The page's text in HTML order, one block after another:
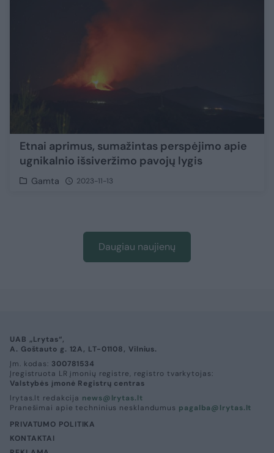
Etnai aprimus, sumažintas perspėjimo apie
ugnikalnio išsiveržimo pavojų lygis
Gamta 2023-11-13
Daugiau naujienų
UAB „Lrytas“,
A. Goštauto g. 12A, LT-01108, Vilnius.
Įm. kodas: 300781534
Įregistruota LR įmonių registre, registro tvarkytojas:
Valstybės įmonė Registrų centras
lrytas.lt redakcija news@lrytas.lt
Pranešimai apie techninius nesklandumus pagalba@lrytas.lt
PRIVATUMO POLITIKA
KONTAKTAI